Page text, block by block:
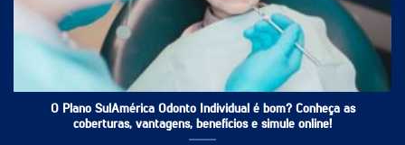
O Plano SulAmérica Odonto Individual é bom? Conheça as
coberturas, vantagens, benefícios e simule online!